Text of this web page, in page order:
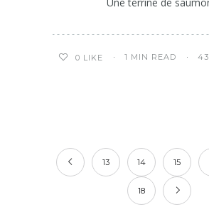
0 LIKE 1 MIN READ
13 14 15
18